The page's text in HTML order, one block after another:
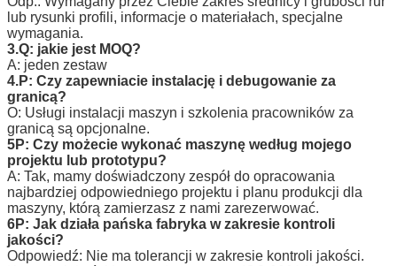
lub rysunki profili, informacje o materiałach, specjalne
wymagania.
3.Q: jakie jest MOQ?
A: jeden zestaw
4.P: Czy zapewniacie instalację i debugowanie za
granicą?
O: Usługi instalacji maszyn i szkolenia pracowników za
granicą są opcjonalne.
5P: Czy możecie wykonać maszynę według mojego
projektu lub prototypu?
A: Tak, mamy doświadczony zespół do opracowania
najbardziej odpowiedniego projektu i planu produkcji dla
maszyny, którą zamierzasz z nami zarezerwować.
6P: Jak działa pańska fabryka w zakresie kontroli
jakości?
Odpowiedź: Nie ma tolerancji w zakresie kontroli jakości.